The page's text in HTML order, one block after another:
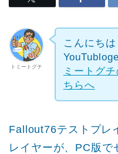
トミートグチ
こんにち
ミートグ
ちらへ
Fallout76テストプレ
レイヤーが、PC版で